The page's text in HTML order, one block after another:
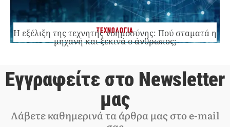
ΤΕΧΝΟΛΟΓΙΑ
Η εξέλιξη της τεχνητής νοημοσύνης: Πού σταματά η
μηχανή και ξεκινά ο άνθρωπος;
Εγγραφείτε στο Newsletter
μας
Λάβετε καθημερινά τα άρθρα μας στο e-mail